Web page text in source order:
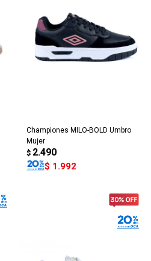
Championes MILO-BOLD Umbro
Mujer
$ 2.490
$ 1.992